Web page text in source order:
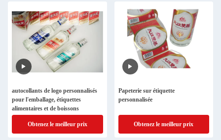
autocollants de logo personnalisés
pour l'emballage, étiquettes
alimentaires et de boissons
Obtenez le meilleur prix
Papeterie sur étiquette
personnalisée
Obtenez le meilleur prix